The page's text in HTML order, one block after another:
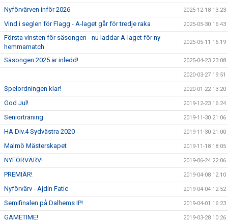
Nyförvärven inför 2026 2025-12-18 13:23
Vind i seglen för Flagg - A-laget går för tredje raka 2025-05-30 16:43
Första vinsten för säsongen - nu laddar A-laget för ny
hemmamatch
2025-05-11 16:19
Säsongen 2025 är inledd! 2025-04-23 23:08
2020-03-27 19:51
Spelordningen klar! 2020-01-22 13:20
God Jul! 2019-12-23 16:24
Seniorträning 2019-11-30 21:06
HA Div.4 Sydvästra 2020 2019-11-30 21:00
Malmö Mästerskapet 2019-11-18 18:05
NYFÖRVÄRV! 2019-06-24 22:06
PREMIÄR! 2019-04-08 12:10
Nyförvärv - Ajdin Fatic 2019-04-04 12:52
Semifinalen på Dalhems IP! 2019-04-01 16:23
GAMETIME! 2019-03-28 10:26